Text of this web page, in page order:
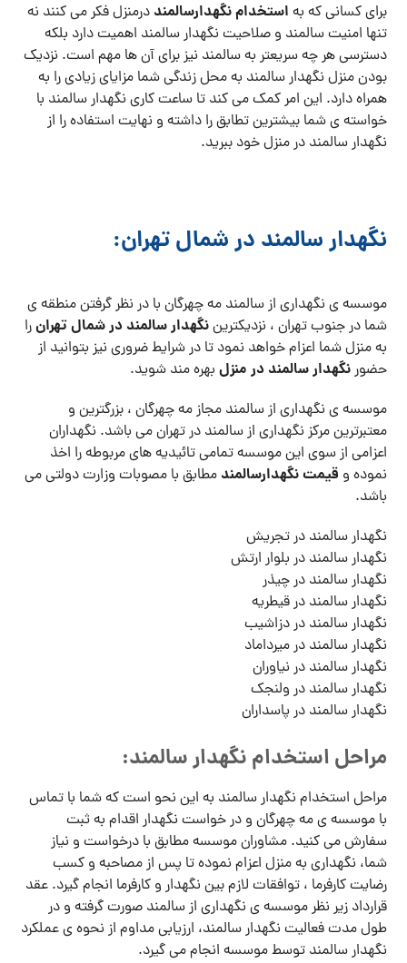
برای کسانی که به استخدام نگهدارسالمند درمنزل فکر می کنند نه
تنها امنیت سالمند و صلاحیت نگهدار سالمند اهمیت دارد بلکه
دسترسی هر چه سریعتر به سالمند نیز برای آن ها مهم است. نزدیک
بودن منزل نگهدار سالمند به محل زندگی شما مزایای زیادی را به
همراه دارد. این امر کمک می کند تا ساعت کاری نگهدار سالمند با
خواسته ی شما بیشترین تطابق را داشته و نهایت استفاده را از
نگهدار سالمند در منزل خود ببرید.
نگهدار سالمند در شمال تهران:
موسسه ی نگهداری از سالمند مه چهرگان با در نظر گرفتن منطقه ی
شما در جنوب تهران ، نزدیکتریننگهدار سالمند در شمال تهرانرا
به منزل شما اعزام خواهد نمود تا در شرایط ضروری نیز بتوانید از
حضورنگهدار سالمند در منزل بهره مند شوید.
موسسه ی نگهداری از سالمند مجاز مه چهرگان ، بزرگترین و
معتبرترین مرکز نگهداری از سالمند در تهران می باشد. نگهداران
اعزامی از سوی این موسسه تمامی تائیدیه های مربوطه را اخذ
نموده و قیمت نگهدارسالمند مطابق با مصوبات وزارت دولتی می
باشد.
نگهدار سالمند در تجریش
نگهدار سالمند در بلوار ارتش
نگهدار سالمند در چیذر
نگهدار سالمند در قیطریه
نگهدار سالمند در دزاشیب
نگهدار سالمند در میرداماد
نگهدار سالمند در نیاوران
نگهدار سالمند در ولنجک
نگهدار سالمند در پاسداران
مراحل استخدام نگهدار سالمند:
مراحل استخدام نگهدار سالمند به این نحو است که شما با تماس
با موسسه ی مه چهرگان و در خواست نگهدار اقدام به ثبت
سفارش می کنید. مشاوران موسسه مطابق با درخواست و نیاز
شما، نگهداری به منزل اعزام نموده تا پس از مصاحبه و کسب
رضایت کارفرما ، توافقات لازم بین نگهدار و کارفرما انجام گیرد. عقد
قرارداد زیر نظر موسسه ی نگهداری از سالمند صورت گرفته و در
طول مدت فعالیت نگهدار سالمند، ارزیابی مداوم از نحوه ی عملکرد
نگهدار سالمند توسط موسسه انجام می گیرد.